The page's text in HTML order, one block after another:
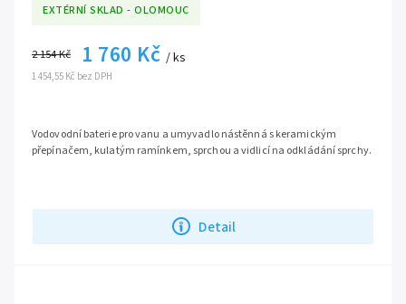
EXTÉRNÍ SKLAD - OLOMOUC
1 454,55 Kč bez DPH
2 154 Kč 1 760 Kč / ks
Detail
Vodovodní baterie pro vanu a umyvadlo nástěnná s keramickým
přepínačem, kulatým ramínkem, sprchou a vidlicí na odkládání sprchy.